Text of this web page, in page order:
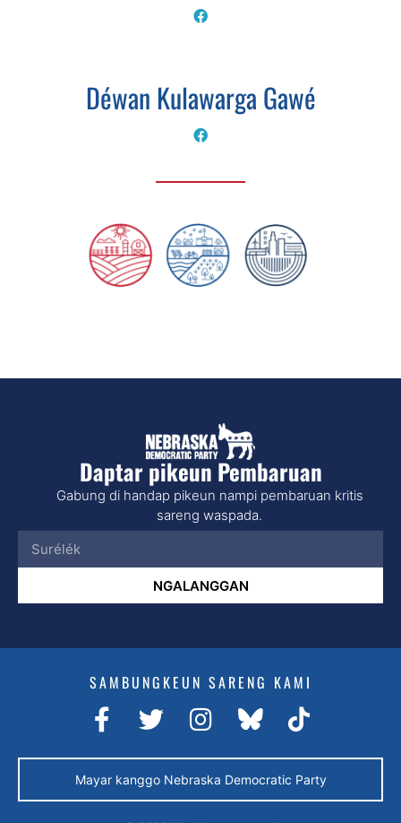
Déwan Kulawarga Gawé
Daptar pikeun Pembaruan
Gabung di handap pikeun nampi pembaruan kritis
sareng waspada.
NGALANGGAN
SAMBUNGKEUN SARENG KAMI
Mayar kanggo Nebraska Democratic Party